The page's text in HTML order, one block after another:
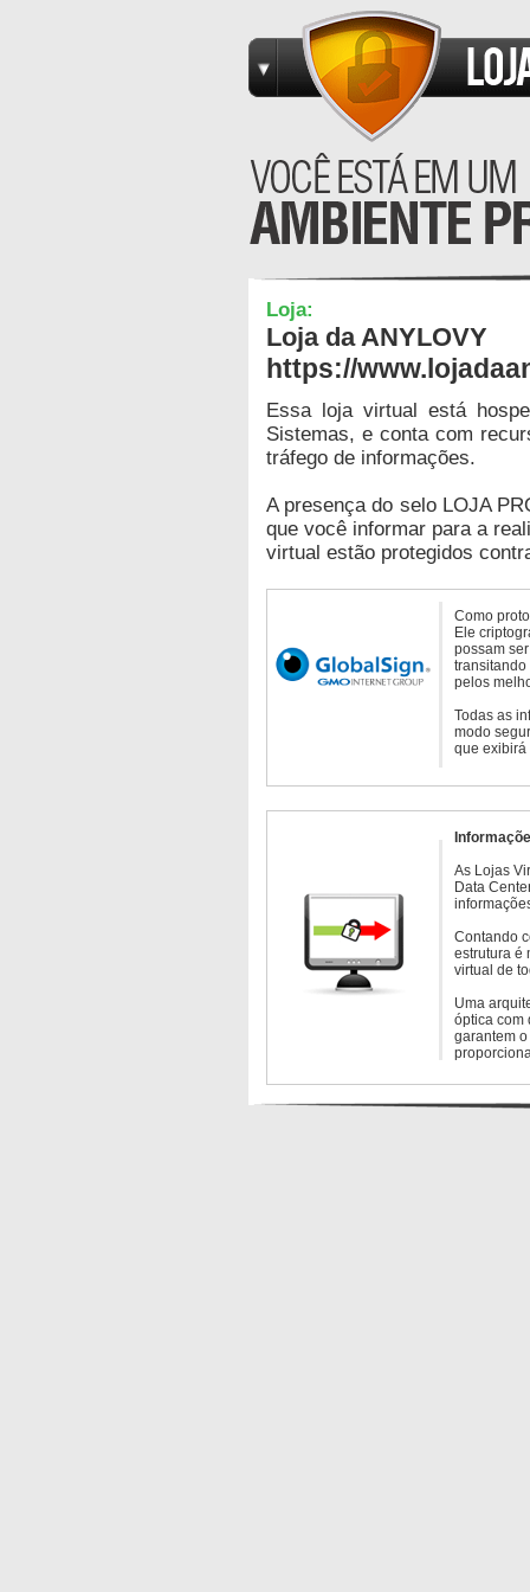
Loja:
Loja da ANYLOVY
https://
Essa loja virtual está
Sistemas, e conta com
tráfego de informações.
A presença do selo LOJA
que você informar para a
virtual estão protegidos
Como
Ele
possam
transitando
pelos
Todas as
modo
que exibirá
As Lojas
Data
Contando
estrutura é
virtual de
Uma
óptica com
garantem